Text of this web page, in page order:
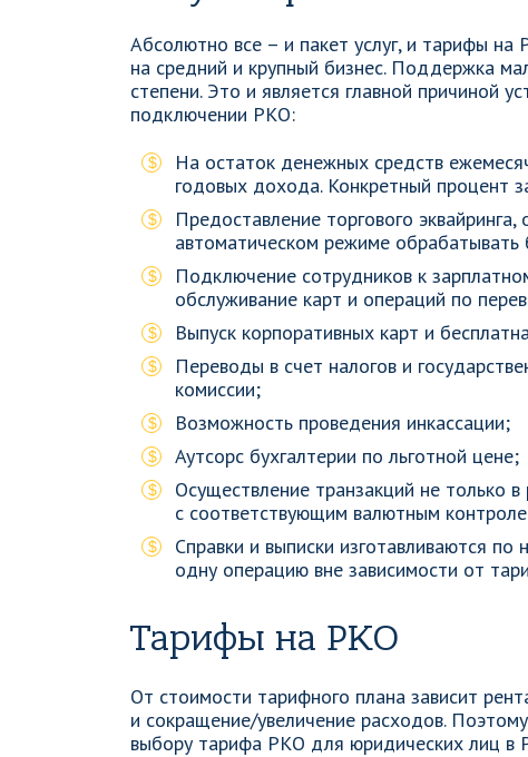
Абсолютно все – и пакет услуг, и тарифы
на средний и крупный бизнес. Поддержка
степени. Это и является главной причиной
подключении РКО:
На остаток денежных средств
годовых дохода. Конкретный процент
Предоставление торгового
автоматическом режиме
Подключение сотрудников к
обслуживание карт и операций по
Выпуск корпоративных карт и
Переводы в счет налогов и
комиссии;
Возможность проведения инкассации;
Аутсорс бухгалтерии по льготной цене;
Осуществление транзакций не только
с соответствующим валютным
Справки и выписки изготавливаются
одну операцию вне зависимости от
Тарифы на РКО
От стоимости тарифного плана зависит
и сокращение/увеличение расходов.
выбору тарифа РКО для юридических лиц в